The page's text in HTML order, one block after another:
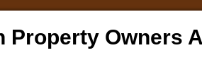
Property Owners